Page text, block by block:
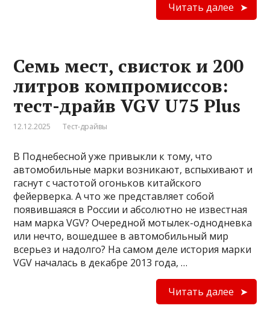
Читать далее
Семь мест, свисток и 200
литров компромиссов:
тест-драйв VGV U75 Plus
12.12.2025 Тест-драйвы
В Поднебесной уже привыкли к тому, что
автомобильные марки возникают, вспыхивают и
гаснут с частотой огоньков китайского
фейерверка. А что же представляет собой
появившаяся в России и абсолютно не известная
нам марка VGV? Очередной мотылек-однодневка
или нечто, вошедшее в автомобильный мир
всерьез и надолго? На самом деле история марки
VGV началась в декабре 2013 года, …
Читать далее